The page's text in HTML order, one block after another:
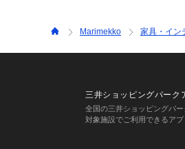
Marimekko 家具・イン
三井ショッピングパーク
全国の三井ショッピングパー
対象施設でご利用できるアプ